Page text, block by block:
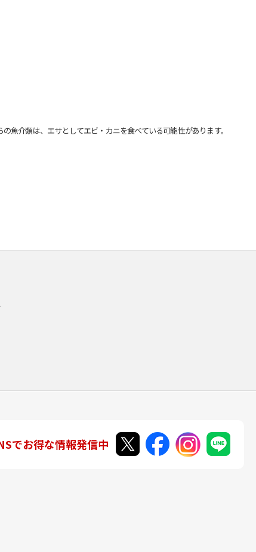
介類は、エサとしてエビ・カニを食べている可能性があります。
でお得な情報発信中